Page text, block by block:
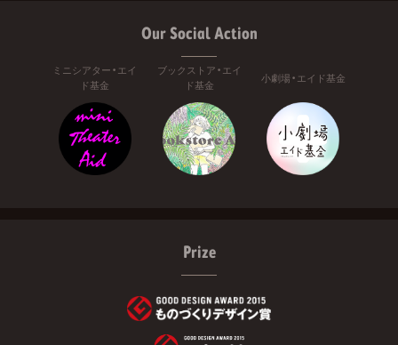
Our Social Action
ミニシアター・エイ
ド基金
ブックストア・エイ
ド基金
小劇場・エイド基金
Prize